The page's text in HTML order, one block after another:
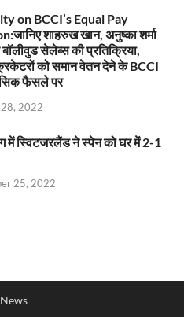
on BCCI’s Equal Pay
शाहरुख खान, अनुष्का शर्मा
सेलेब्स की प्रतिक्रिया,
को समान वेतन देने के BCCI
फैसले पर
2022
में स्विटजरलैंड ने स्पेन को घर में 2-1
25, 2022